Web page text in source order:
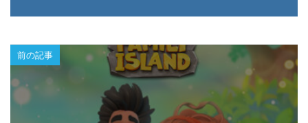
前の記事